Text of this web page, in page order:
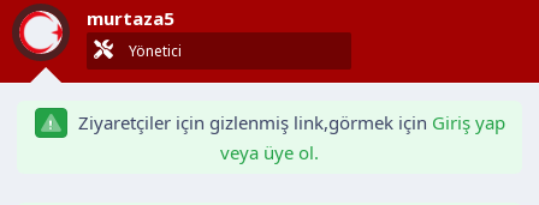
u
B
a
l
a
n
g
ı
t
murtaza5
Yönetici
Ziyaretçiler için gizlenmiş link,görmek için Giriş yap
veya üye ol.